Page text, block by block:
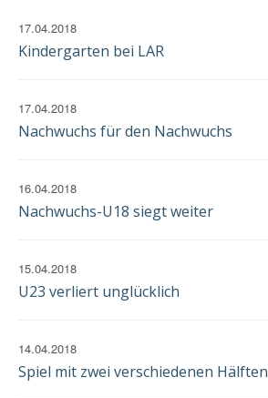
17.04.2018
Kindergarten bei LAR
17.04.2018
Nachwuchs für den Nachwuchs
16.04.2018
Nachwuchs-U18 siegt weiter
15.04.2018
U23 verliert unglücklich
14.04.2018
Spiel mit zwei verschiedenen Hälften